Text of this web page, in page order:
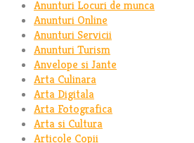
Anunturi Locuri de munca
Anunturi Online
Anunturi Servicii
Anunturi Turism
Anvelope si Jante
Arta Culinara
Arta Digitala
Arta Fotografica
Arta si Cultura
Articole Copii